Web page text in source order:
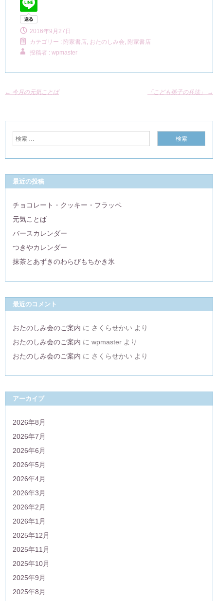
2016年9月27日
カテゴリー : 附家書店, おたのしみ会, 附家書店
投稿者 : wpmaster
← 今月の元気ことば 「こども孫子の兵法」 →
最近の投稿
チョコレート・クッキー・フラッペ
元気ことば
バースカレンダー
つきやカレンダー
抹茶とあずきのわらびもちかき氷
最近のコメント
おたのしみ会のご案内 に さくらせかい より
おたのしみ会のご案内 に wpmaster より
おたのしみ会のご案内 に さくらせかい より
アーカイブ
2026年8月
2026年7月
2026年6月
2026年5月
2026年4月
2026年3月
2026年2月
2026年1月
2025年12月
2025年11月
2025年10月
2025年9月
2025年8月